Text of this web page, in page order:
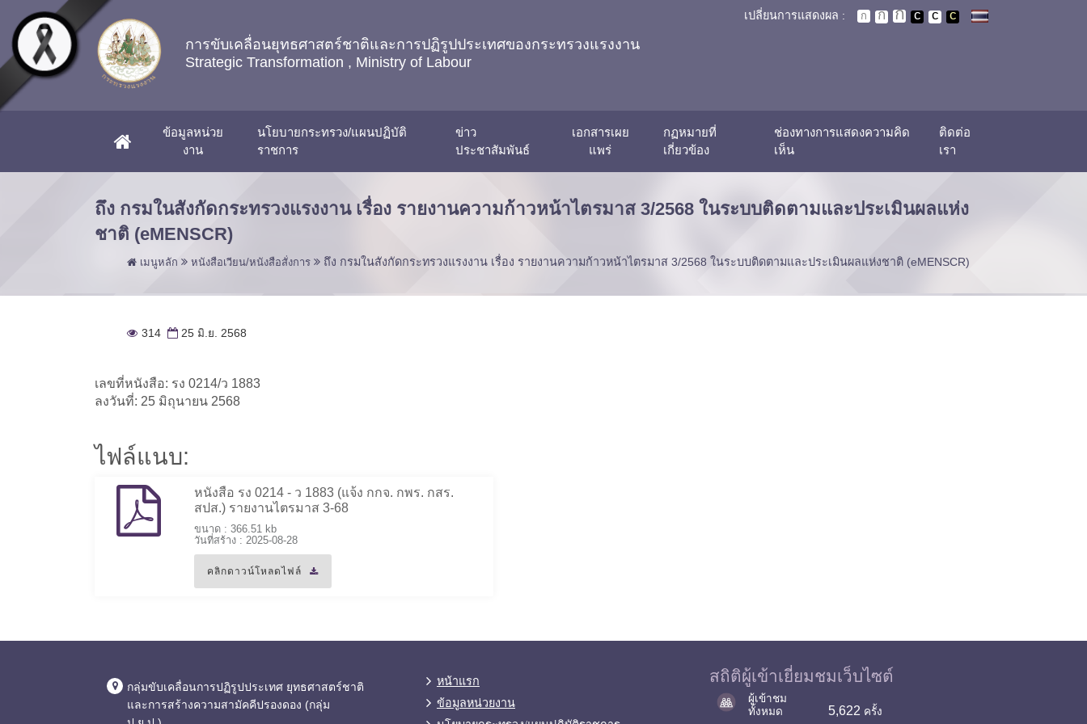
Skip to main content
เปลี่ยนการแสดงผล :
การขับเคลื่อนยุทธศาสตร์ชาติและการปฏิรูปประเทศของกระทรวงแรงงาน
Strategic Transformation , Ministry of Labour
(CURRENT)
ข้อมูลหน่วย
งาน
นโยบายกระทรวง/แผนปฏิบัติ
ราชการ
ข่าว
ประชาสัมพันธ์
เอกสารเผย
แพร่
กฏหมายที่
เกี่ยวข้อง
ช่องทางการแสดงความคิด
เห็น
ติดต่อ
เรา
ถึง กรมในสังกัดกระทรวงแรงงาน เรื่อง รายงานความก้าวหน้าไตรมาส 3/2568 ในระบบติดตามและประเมินผลแห่ง
ชาติ (eMENSCR)
เมนูหลัก หนังสือเวียน/หนังสือสั่งการ ถึง กรมในสังกัดกระทรวงแรงงาน เรื่อง รายงานความก้าวหน้าไตรมาส 3/2568 ในระบบติดตามและประเมินผลแห่งชาติ (eMENSCR)
314 25 มิ.ย. 2568
เลขที่หนังสือ: รง 0214/ว 1883
ลงวันที่: 25 มิถุนายน 2568
ไฟล์แนบ:
หนังสือ รง 0214 - ว 1883 (แจ้ง กกจ. กพร. กสร.
สปส.) รายงานไตรมาส 3-68
ขนาด : 366.51 kb
วันที่สร้าง : 2025-08-28
คลิกดาวน์โหลดไฟล์
กลุ่มขับเคลื่อนการปฏิรูปประเทศ ยุทธศาสตร์ชาติ
และการสร้างความสามัคคีปรองดอง (กลุ่ม
หน้าแรก
ข้อมูลหน่วยงาน
สถิติผู้เข้าเยี่ยมชมเว็บไซต์
ผู้เข้าชม
ทั้งหมด
5,622 ครั้ง